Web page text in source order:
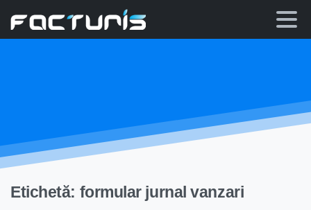
Etichetă: formular jurnal vanzari